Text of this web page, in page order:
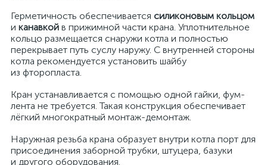
Герметичность обеспечивается силиконовым кольцом
и канавкой в прижимной части крана. Уплотнительное
кольцо размещается снаружи котла и полностью
перекрывает путь суслу наружу. С внутренней стороны
котла рекомендуется установить шайбу
из фторопласта.
Кран устанавливается с помощью одной гайки, фум-
лента не требуется. Такая конструкция обеспечивает
лёгкий многократный монтаж-демонтаж.
Наружная резьба крана образует внутри котла порт для
присоединения заборной трубки, штуцера, базуки
и другого оборудования.